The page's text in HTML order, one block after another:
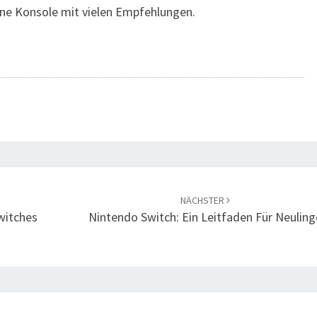
Konsole mit vielen Empfehlungen.
NÄCHSTER
Nintendo Switch: Ein Leitfaden Für